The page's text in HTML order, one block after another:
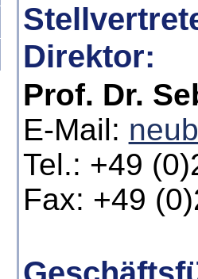
Direktor:
Prof. Dr.
E-Mail:
Tel.: +49
Fax: +49